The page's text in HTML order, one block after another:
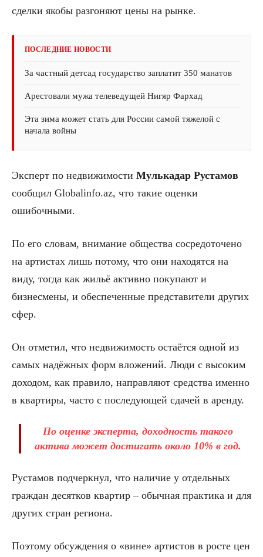
сделки якобы разгоняют цены на рынке.
ПОСЛЕДНИЕ НОВОСТИ
За частный детсад государство заплатит 350 манатов
Арестовали мужа телеведущей Нигяр Фархад
Эта зима может стать для России самой тяжелой с
начала войны
Эксперт по недвижимости Мулькадар Рустамов
сообщил Globalinfo.az, что такие оценки
ошибочными.
По его словам, внимание общества сосредоточено
на артистах лишь потому, что они находятся на
виду, тогда как жильё активно покупают и
бизнесмены, и обеспеченные представители других
сфер.
Он отметил, что недвижимость остаётся одной из
самых надёжных форм вложений. Люди с высоким
доходом, как правило, направляют средства именно
в квартиры, часто с последующей сдачей в аренду.
По оценке эксперта, доходность такого
актива может достигать около 10% в год.
Рустамов подчеркнул, что наличие у отдельных
граждан десятков квартир – обычная практика и для
других стран региона.
Поэтому обсуждения о «вине» артистов в росте цен